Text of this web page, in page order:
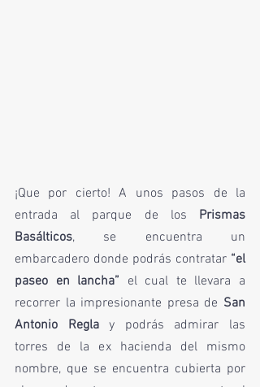
¡Que por cierto! A unos pasos de la
entrada al parque de los Prismas
Basálticos, se encuentra un
embarcadero donde podrás contratar “el
paseo en lancha” el cual te llevara a
recorrer la impresionante presa de San
Antonio Regla y podrás admirar las
torres de la ex hacienda del mismo
nombre, que se encuentra cubierta por